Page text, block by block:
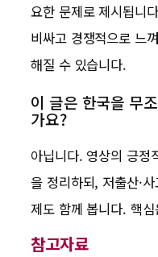
요한 문제로 제시됩니
비싸고 경쟁적으로 느
해질 수 있습니다.
이 글은 한국을 무
가요?
아닙니다. 영상의 긍정
을 정리하되, 저출산·
제도 함께 봅니다. 핵
참고자료